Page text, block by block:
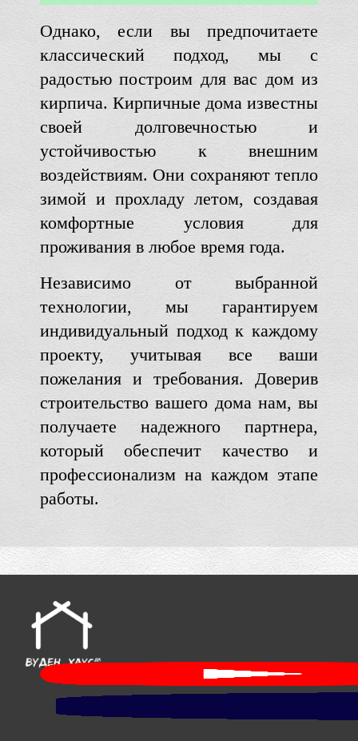
Однако, если вы предпочитаете
классический подход, мы с
радостью построим для вас дом из
кирпича. Кирпичные дома известны
своей долговечностью и
устойчивостью к внешним
воздействиям. Они сохраняют тепло
зимой и прохладу летом, создавая
комфортные условия для
проживания в любое время года.
Независимо от выбранной
технологии, мы гарантируем
индивидуальный подход к каждому
проекту, учитывая все ваши
пожелания и требования. Доверив
строительство вашего дома нам, вы
получаете надежного партнера,
который обеспечит качество и
профессионализм на каждом этапе
работы.